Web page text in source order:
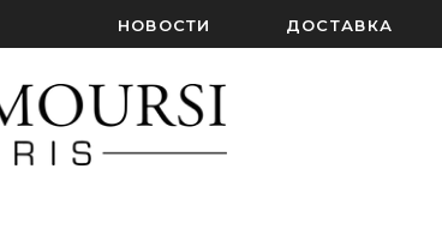
НОВОСТИ ДОСТАВКА